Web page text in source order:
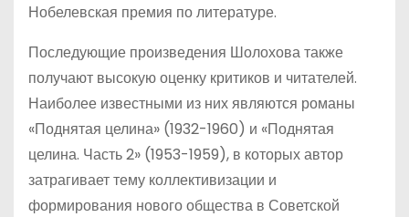
Нобелевская премия по литературе.
Последующие произведения Шолохова также
получают высокую оценку критиков и читателей.
Наиболее известными из них являются романы
«Поднятая целина» (1932-1960) и «Поднятая
целина. Часть 2» (1953-1959), в которых автор
затрагивает тему коллективизации и
формирования нового общества в Советской